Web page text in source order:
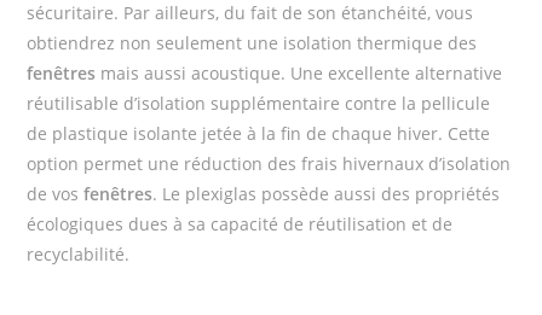
sécuritaire. Par ailleurs, du fait de son étanchéité, vous
obtiendrez non seulement une isolation thermique des
fenêtres mais aussi acoustique. Une excellente alternative
réutilisable d’isolation supplémentaire contre la pellicule
de plastique isolante jetée à la fin de chaque hiver. Cette
option permet une réduction des frais hivernaux d’isolation
de vosfenêtres. Le plexiglas possède aussi des propriétés
écologiques dues à sa capacité de réutilisation et de
recyclabilité.